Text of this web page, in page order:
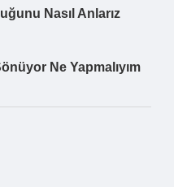
Nasıl Anlarız
Ne Yapmalıyım